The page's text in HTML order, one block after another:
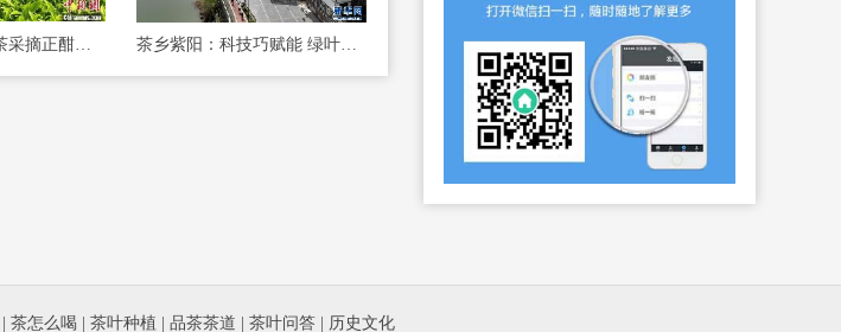
永定：2000亩春茶采摘正酣，绘就乡村振兴新图景 茶乡紫阳：科技巧赋能 绿叶变"金叶"
茶怎么喝 茶叶种植 品茶茶道 茶叶问答 历史文化